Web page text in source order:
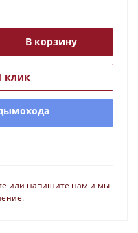
В корзину
клик
или напишите нам и мы